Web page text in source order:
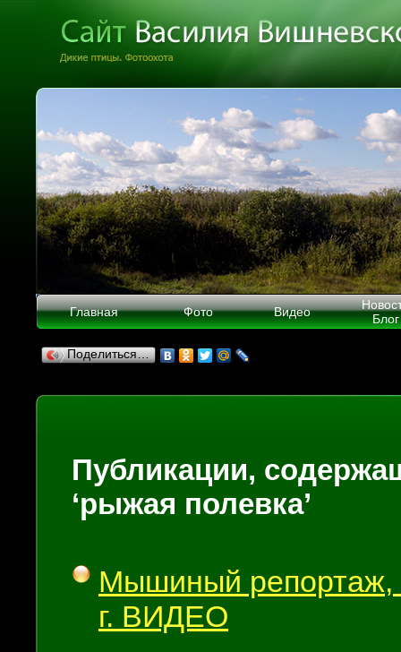
Главная Фото Видео
Блог
Поделиться…
Публикации,
‘рыжая полевка’
Мышиный репортаж,
г. ВИДЕО